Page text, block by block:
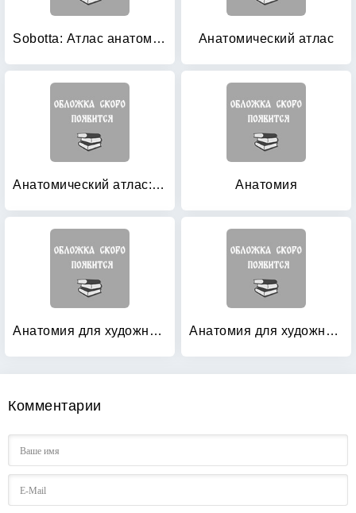
Sobotta: Атлас анатомии человека. В 2-х томах. Том 2: Туловище. Внутренние органы. Нижняя конечность. + брошюра Анатомический атлас
Анатомический атлас: Основы строения и физиологии человека Анатомия
Анатомия для художников Анатомия для художников
Комментарии